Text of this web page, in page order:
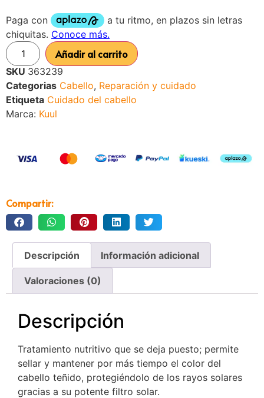
Añadir al carrito
SKU 363239
Categorias Cabello, Reparación y cuidado
Etiqueta Cuidado del cabello
Marca: Kuul
Compartir:
Descripción Información adicional
Valoraciones (0)
Descripción
Tratamiento nutritivo que se deja puesto; permite
sellar y mantener por más tiempo el color del
cabello teñido, protegiéndolo de los rayos solares
gracias a su potente filtro solar.